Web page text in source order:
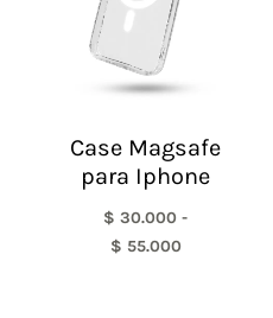
Case Magsafe
para Iphone
$ 30.000 -
$ 55.000